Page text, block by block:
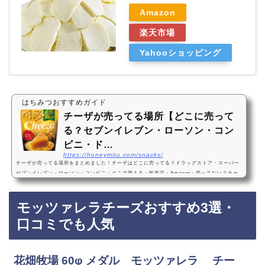
Amazon
楽天市場
Yahooショッピング
はちみつおすすめガイド
チーザが売ってる場所【どこに売って
る？セブンイレブン・ローソン・コン
ビニ・ド…
https://honeymitu.com/snacks/
チーザが売ってる場所をまとめました！チーザはどこに売ってる？ドラッグストア・スーパー
セブンイレブン・ローソン・コンビニ・どこで買える・販売店・Amazon・売ってない？チー
ザは、セブンイレブンやローソンなどのコンビニ、ドラッグストア、スーパーに売っていま
す！店舗によっては売ってない店もあるので、Amazonなどインターネットサイトでチーザを
買うのもおすすめです！チーザおすすめ3選・種類・どれが美味しい・食べ比べ江崎グリコ 生
チーズのチーザ チェダーチーズ 40g×10個 おつまみチーズ ワインに合う スナック菓子・美…
モッツァレラチーズおすすめ3選・
口コミでも人気
花畑牧場 60φ メダル モッツァレラ チー